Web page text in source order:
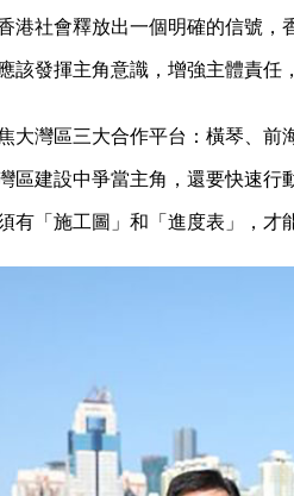
港社會釋放出一個明確的信號
該發揮主角意識，增強主體責任
大灣區三大合作平台：橫琴、
區建設中爭當主角，還要快速
有「施工圖」和「進度表」，